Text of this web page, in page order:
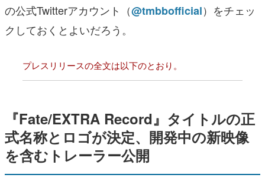
の公式Twitterアカウント（@tmbbofficial）をチェッ
クしておくとよいだろう。
プレスリリースの全文は以下のとおり。
『Fate/EXTRA Record』タイトルの正
式名称とロゴが決定、開発中の新映像
を含むトレーラー公開